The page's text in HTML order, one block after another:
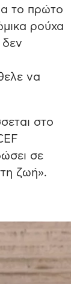
το πρώτο
ρούχα
δεν
να
στο
σε
ζωή».